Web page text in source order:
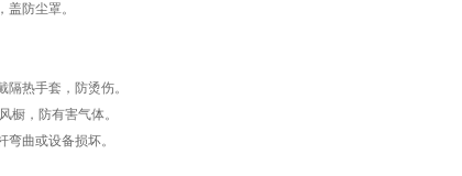
盖防尘罩。
隔热手套，防烫伤。
橱，防有害气体。
弯曲或设备损坏。